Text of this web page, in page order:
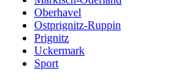
Oberhavel
Ostprignitz-Ruppin
Prignitz
Uckermark
Sport